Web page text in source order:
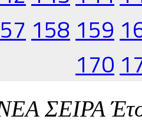
158 159
170
ΣΕΙΡΑ